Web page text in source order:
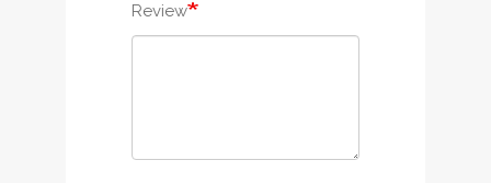
Review